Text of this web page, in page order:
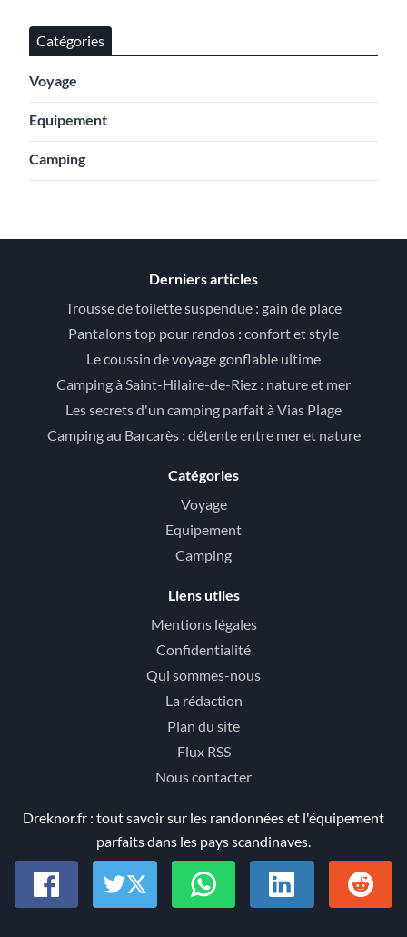
Catégories
Voyage
Equipement
Camping
Derniers articles
Trousse de toilette suspendue : gain de place
Pantalons top pour randos : confort et style
Le coussin de voyage gonflable ultime
Camping à Saint-Hilaire-de-Riez : nature et mer
Les secrets d'un camping parfait à Vias Plage
Camping au Barcarès : détente entre mer et nature
Catégories
Voyage
Equipement
Camping
Liens utiles
Mentions légales
Confidentialité
Qui sommes-nous
La rédaction
Plan du site
Flux RSS
Nous contacter
Dreknor.fr : tout savoir sur les randonnées et l'équipement
parfaits dans les pays scandinaves.